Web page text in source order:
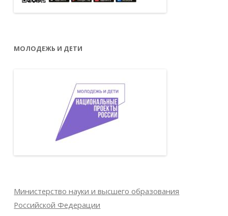
МОЛОДЕЖЬ И ДЕТИ
Министерство науки и высшего образования
Российской Федерации